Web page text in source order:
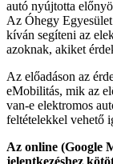
autó nyújtotta
Az Óhegy
kíván segíteni az
azoknak, akiket
Az előadáson az
eMobilitás, mik az
van-e elektromos
feltételekkel vehető
Az online (Google
jelentkezéshez